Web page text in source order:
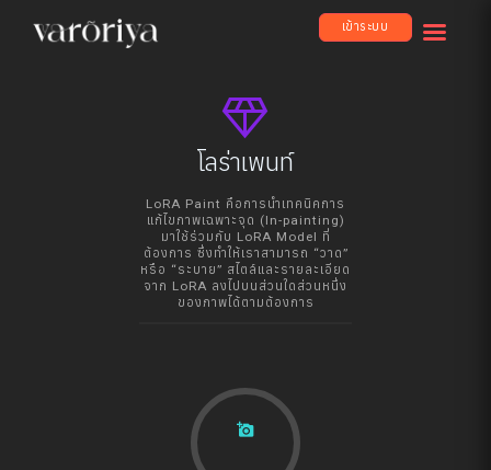
เข้าระบบ
diamond
โลร่าเพนท์
LoRA Paint คือการนำเทคนิคการ
แก้ไขภาพเฉพาะจุด (In-painting)
มาใช้ร่วมกับ LoRA Model ที่
ต้องการ ซึ่งทำให้เราสามารถ “วาด”
หรือ “ระบาย” สไตล์และรายละเอียด
จาก LoRA ลงไปบนส่วนใดส่วนหนึ่ง
ของภาพได้ตามต้องการ
add_a_photo